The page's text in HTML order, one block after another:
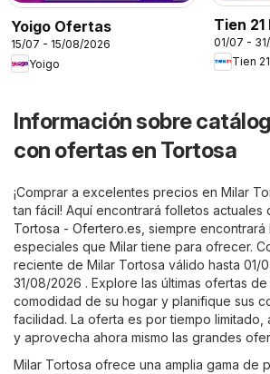
Yoigo Ofertas
15/07 - 15/08/2026
Yoigo
Tien
01/07 -
Tien 21
Información sobre
con ofertas en Tortosa
¡Comprar a excelentes precios en Milar
tan fácil! Aquí encontrará folletos actuales
Tortosa - Ofertero.es , siempre
especiales que Milar tiene para ofrecer.
reciente de Milar Tortosa válido hasta 01/
31/08/2026 . Explore las últimas ofertas
comodidad de su hogar y planifique sus
facilidad. La oferta es por tiempo limitado,
y aprovecha ahora mismo las grandes
Milar Tortosa ofrece una amplia gama de